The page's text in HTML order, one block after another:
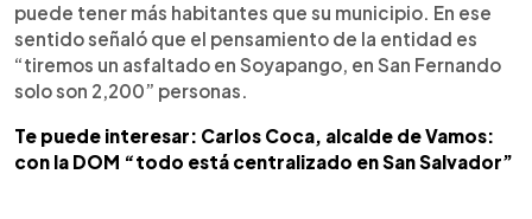
puede tener más habitantes que su municipio. En ese
sentido señaló que el pensamiento de la entidad es
“tiremos un asfaltado en Soyapango, en San Fernando
solo son 2,200” personas.
Te puede interesar: Carlos Coca, alcalde de Vamos:
con la DOM “todo está centralizado en San Salvador”